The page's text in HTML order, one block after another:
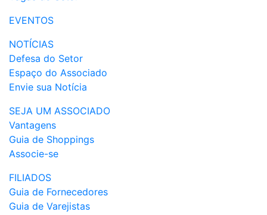
EVENTOS
NOTÍCIAS
Defesa do Setor
Espaço do Associado
Envie sua Notícia
SEJA UM ASSOCIADO
Vantagens
Guia de Shoppings
Associe-se
FILIADOS
Guia de Fornecedores
Guia de Varejistas